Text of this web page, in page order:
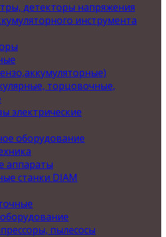
детекторы напряжения
инструмента
торцовочные,
электрические
оборудование
аппараты
станки DIAM
пылесосы